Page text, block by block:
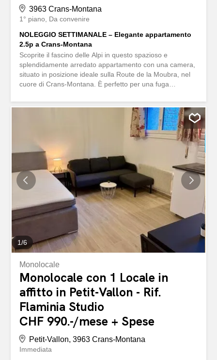
3963 Crans-Montana
1° piano
Da convenire
NOLEGGIO SETTIMANALE – Elegante appartamento
2.5p a Crans-Montana
Scoprite il fascino delle Alpi in questo spazioso e
splendidamente arredato appartamento con una camera,
situato in posizione ideale sulla Route de la Moubra, nel
cuore di Crans-Montana. È perfetto per una fuga
Situato in una posizione privilegiata, l’appartamento offre
un facile accesso alle piste da sci, ai sentieri
escursionistici, ai ristoranti, ai negozi e al vivace centro
del paese. Che siate qui per gli sport invernali o per le
avventure estive, tutto è a portata di mano. Descrizione
della proprietà: – 87 m² di spazio abitativo luminoso e
confortevole – 1 elegante camera da letto con bagno
privato – Ampio soggiorno con grandi finestre e vista sulle
montagne – Cucina completamente attrezzata con
elettrodomestici moderni – Balcone di 15 m² ideale per
rilassarsi e godersi l’aria fresca delle Alpi – 1 posto auto
privato – 1 armadietto per gli sci per riporre l’attrezzatura
– 1 lavanderia comune Servizi di...
1/6
Monolocale
Monolocale con 1 Locale in
affitto in Petit-Vallon - Rif.
Flaminia Studio
CHF 990.-/mese + Spese
Petit-Vallon, 3963 Crans-Montana
Immediata